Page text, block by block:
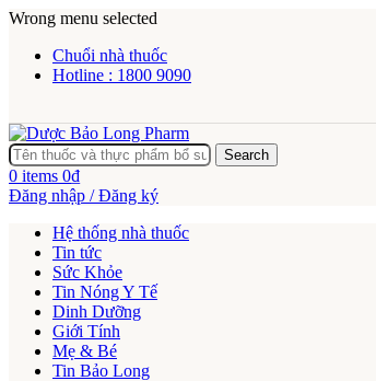
Wrong menu selected
Chuổi nhà thuốc
Hotline : 1800 9090
Search
0 items 0₫
Đăng nhập / Đăng ký
Hệ thống nhà thuốc
Tin tức
Sức Khỏe
Tin Nóng Y Tế
Dinh Dưỡng
Giới Tính
Mẹ & Bé
Tin Bảo Long